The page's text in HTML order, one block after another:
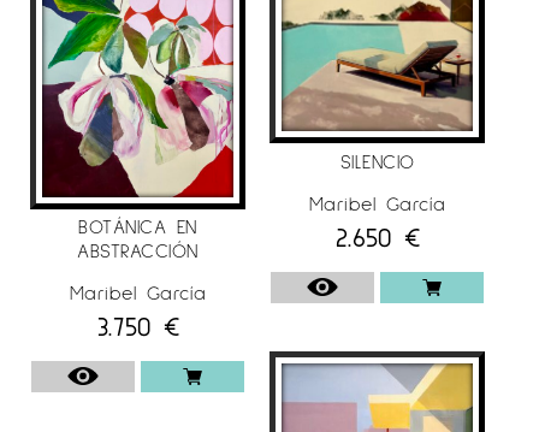
BOTÁNICA EN
ABSTRACCIÓN
Maribel García
3.750 €
SILENCIO
Maribel García
2.650 €